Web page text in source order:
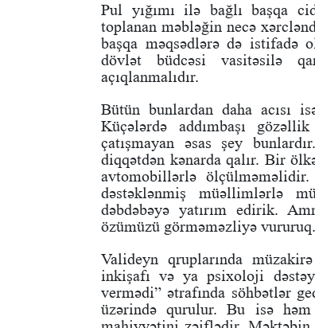
Pul yığımı ilə bağlı başqa
toplanan məbləğin necə
başqa məqsədlərə də istifadə
dövlət büdcəsi vasitəsilə
açıqlanmalıdır.
Bütün bunlardan daha acısı
Küçələrdə addımbaşı
çatışmayan əsas şey
diqqətdən kənarda qalır. Bir
avtomobillərlə
dəstəklənmiş müəllimlərlə
dəbdəbəyə yatırım edirik.
özümüzü görməməzliyə vururuq.
Valideyn qruplarında
inkişafı və ya psixoloji
vermədi” ətrafında söhbətlər
üzərində qurulur. Bu isə